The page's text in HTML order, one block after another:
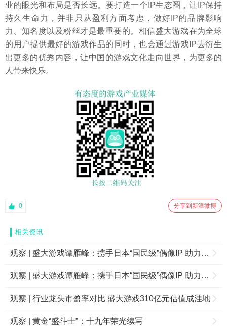
业的眼光和布局是否长远。要打造一个IP生态圈，让IP保持
持久生命力，并非只从盈利方面考虑，做好IP的品牌影响
力、知名度以及粉丝才是最重要的。相信盛大游戏在为全球
的用户提供最好的游戏作品的同时，也会通过游戏IP去衍生
出更多的优秀内容，让中国的游戏文化走向世界，为更多的
人带来快乐。
0 分享到新浪微博
相关资讯
观察 | 盛大游戏谭雁峰：携手日本“国民级”偶像IP 助力AKB48全球化布局
观察 | 盛大游戏谭雁峰：携手日本“国民级”偶像IP 助力AKB48全球化布局
观察 | 行业龙头市盈率对比 盛大游戏310亿元估值成洼地
观察 | 黄金“盛斗士”：十九年荣光续写